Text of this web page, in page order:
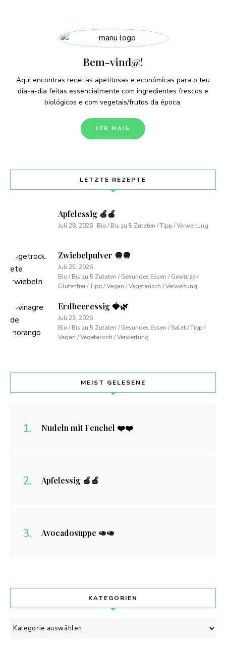
Bem-vind@!
Aqui encontras receitas apetitosas e económicas para o teu
dia-a-dia feitas essencialmente com ingredientes frescos e
biológicos e com vegetais/frutos da época.
LER MAIS
LETZTE REZEPTE
Apfelessig 🍏🍎
Juli 28, 2026 Bio / Bis zu 5 Zutaten / Tipp / Verwertung
Zwiebelpulver 🧅🧅
Juli 25, 2026
Bio / Bis zu 5 Zutaten / Gesundes Essen / Gewürze /
Glutenfrei / Tipp / Vegan / Vegetarisch / Verwertung
Erdbeeressig 🍓🌿
Juli 23, 2026
Bio / Bis zu 5 Zutaten / Gesundes Essen / Salat / Tipp /
Vegan / Vegetarisch / Verwertung
MEIST GELESENE
Nudeln mit Fenchel ❤️❤️
Apfelessig 🍏🍎
Avocadosuppe 🥑🥑
KATEGORIEN
Kategorien